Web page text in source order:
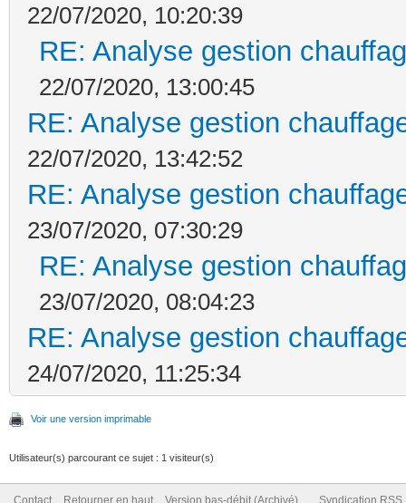
22/07/2020, 10:20:39
RE: Analyse gestion
22/07/2020, 13:00:45
RE: Analyse gestion
22/07/2020, 13:42:52
RE: Analyse gestion
23/07/2020, 07:30:29
RE: Analyse gestion
23/07/2020, 08:04:23
RE: Analyse gestion
24/07/2020, 11:25:34
Voir une version imprimable
Utilisateur(s) parcourant ce sujet : 1 visiteur(s)
Contact Retourner en haut Version bas-débit (Archivé) Syndication RSS